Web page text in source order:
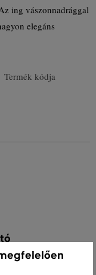
ing vászonnadrággal
elegáns
Termék kódja